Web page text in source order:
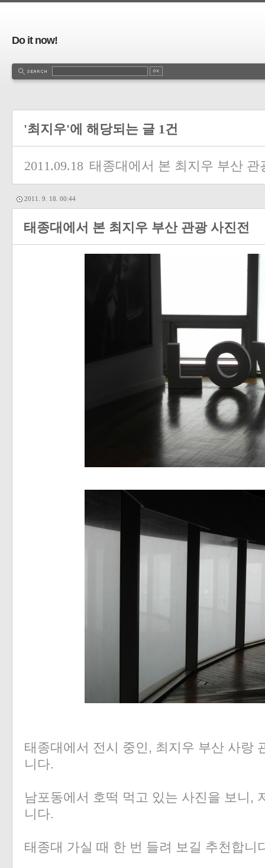
Do it now!
'최지우'에 해당되는 글 1건
2011.09.18 태종대에서 본 최지우 부산 관
2011. 9. 18. 00:44
태종대에서 본 최지우 부산 관광 사진전
태종대에서 전시 중인, 최지우 부산 사랑
니다.
남포동에서 호떡 먹고 있는 사진을 보니,
니다.
태종대 가실 때 한 번 들려 보길 추천합니
«